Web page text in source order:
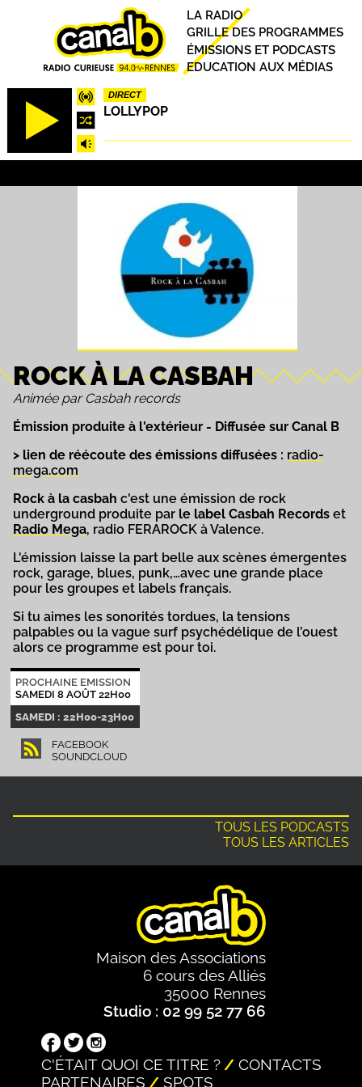
DIRECT
LOLLYPOP
Principal
LA RADIO
GRILLE DES PROGRAMMES
ÉMISSIONS ET PODCASTS
EDUCATION AUX MÉDIAS
ROCK À LA CASBAH
Animée par Casbah records
Émission produite à l'extérieur - Diffusée sur Canal B
> lien de réécoute des émissions diffusées : radio-
mega.com
Rock à la casbah c'est une émission de rock
underground produite par le label Casbah Records et
Radio Mega, radio FERAROCK à Valence.
L'émission laisse la part belle aux scènes émergentes
rock, garage, blues, punk,…avec une grande place
pour les groupes et labels français.
Si tu aimes les sonorités tordues, la tensions
palpables ou la vague surf psychédélique de l’ouest
alors ce programme est pour toi.
PROCHAINE EMISSION
SAMEDI 8 AOÛT 22H00
SAMEDI : 22H00-23H00
FACEBOOK
SOUNDCLOUD
TOUS LES PODCASTS
TOUS LES ARTICLES
Maison des Associations
6 cours des Alliés
35000 Rennes
Studio : 02 99 52 77 66
C'ÉTAIT QUOI CE TITRE ?
CONTACTS
PARTENAIRES
SPOTS